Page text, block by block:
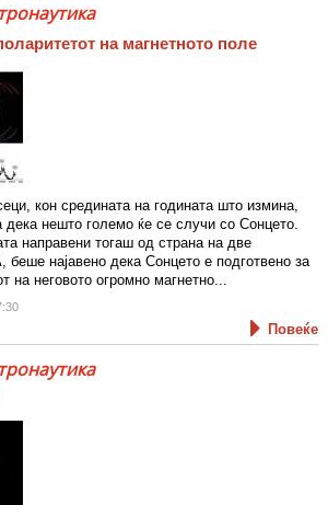
на магнетното поле
кон средината на годината што измина,
нешто големо ќе се случи со Сонцето.
направени тогаш од страна на две
најавено дека Сонцето е подготвено за
на неговото огромно магнетно...
Повеќе